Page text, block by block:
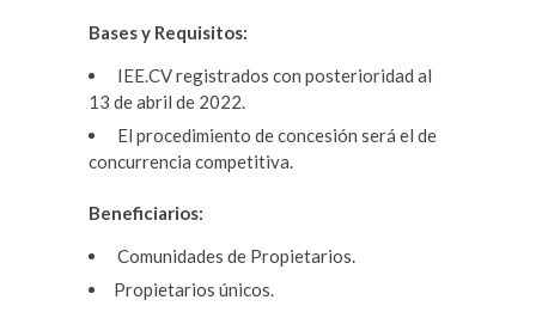
Bases y Requisitos:
IEE.CV registrados con posterioridad al
13 de abril de 2022.
El procedimiento de concesión será el de
concurrencia competitiva.
Beneficiarios:
Comunidades de Propietarios.
Propietarios únicos.